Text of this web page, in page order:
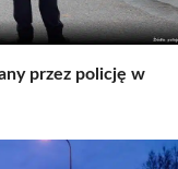
przez policję w